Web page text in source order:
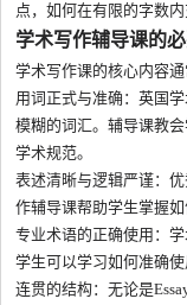
点，如何在有限的字数
学术写作辅导课的
学术写作课的核心内容通
用词正式与准确：英国
模糊的词汇。辅导课教
学术规范。
表述清晰与逻辑严谨：
作辅导课帮助学生掌握
专业术语的正确使用：
学生可以学习如何准确
连贯的结构：无论是